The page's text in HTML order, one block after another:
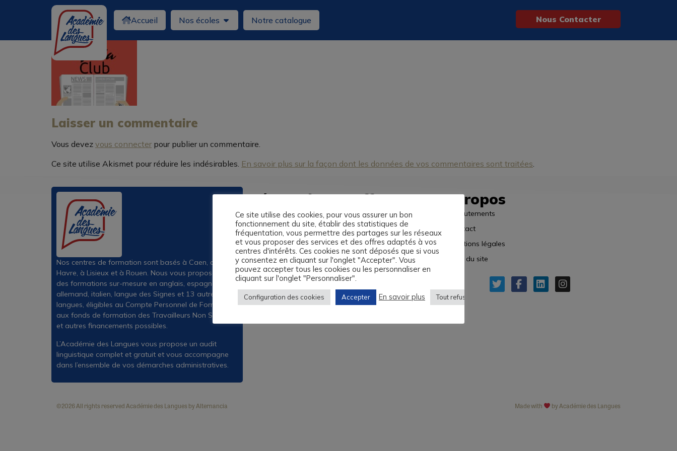
Accueil Nos écoles Notre catalogue Nous Contacter
Laisser un commentaire
Vous devez vous connecter pour publier un commentaire.
Ce site utilise Akismet pour réduire les indésirables. En savoir plus sur la façon dont les données de vos commentaires sont traitées
Nos centres de formation sont basés à Caen, au
Havre, à Lisieux et à Rouen. Nous vous proposons
des formations sur-mesure en anglais, espagnol,
allemand, italien, langue des Signes et 13 autres
langues, éligibles au Compte Personnel de Formation,
aux fonds de formation des Travailleurs Non Salariés,
et autres financements possibles.
L’Académie des Langues vous propose un audit
linguistique complet et gratuit et vous accompagne
dans l’ensemble de vos démarches administratives.
Découvrir nos offres
LINGUASKILL BULATS
TOEIC (Test of English for International
Communication)
Votre formation en anglais Le Havre
Votre formation en anglais Cherbourg
Votre formation en anglais à Caen
Compte Personnel de Formation
A propos
Recrutements
Contact
Mentions légales
Plan du site
©2026 All rights reserved Académie des Langues by Alternancia Made with by Académie des Langues
Ce site utilise des cookies, pour vous assurer un bon
fonctionnement du site, établir des statistiques de
fréquentation, vous permettre des partages sur les réseaux
et vous proposer des services et des offres adaptés à vos
centres d'intérêts. Ces cookies ne sont déposés que si vous
y consentez en cliquant sur l'onglet "Accepter". Vous
pouvez accepter tous les cookies ou les personnaliser en
cliquant sur l'onglet "Personnaliser".
Configuration des cookies Accepter En savoir plus Tout refuser